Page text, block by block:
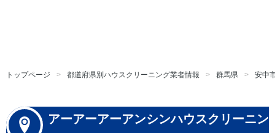
トップページ 都道府県別ハウスクリーニング業者情報 群馬県 安中
アーアーアーアンシンハウスクリーニン